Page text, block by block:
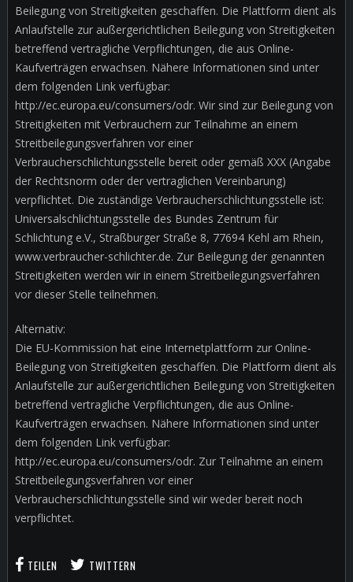
Beilegung von Streitigkeiten geschaffen. Die Plattform dient als
Anlaufstelle zur außergerichtlichen Beilegung von Streitigkeiten
betreffend vertragliche Verpflichtungen, die aus Online-
Kaufverträgen erwachsen. Nähere Informationen sind unter
dem folgenden Link verfügbar:
http://ec.europa.eu/consumers/odr. Wir sind zur Beilegung von
Streitigkeiten mit Verbrauchern zur Teilnahme an einem
Streitbeilegungsverfahren vor einer
Verbraucherschlichtungsstelle bereit oder gemäß XXX (Angabe
der Rechtsnorm oder der vertraglichen Vereinbarung)
verpflichtet. Die zuständige Verbraucherschlichtungsstelle ist:
Universalschlichtungsstelle des Bundes Zentrum für
Schlichtung e.V., Straßburger Straße 8, 77694 Kehl am Rhein,
www.verbraucher-schlichter.de. Zur Beilegung der genannten
Streitigkeiten werden wir in einem Streitbeilegungsverfahren
vor dieser Stelle teilnehmen.
Alternativ:
Die EU-Kommission hat eine Internetplattform zur Online-
Beilegung von Streitigkeiten geschaffen. Die Plattform dient als
Anlaufstelle zur außergerichtlichen Beilegung von Streitigkeiten
betreffend vertragliche Verpflichtungen, die aus Online-
Kaufverträgen erwachsen. Nähere Informationen sind unter
dem folgenden Link verfügbar:
http://ec.europa.eu/consumers/odr. Zur Teilnahme an einem
Streitbeilegungsverfahren vor einer
Verbraucherschlichtungsstelle sind wir weder bereit noch
verpflichtet.
TEILEN TWITTERN